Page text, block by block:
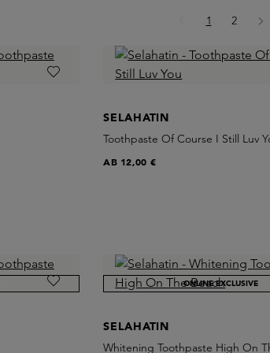
Seite
1 Seite
2
SELAHATIN
Toothpaste Of Course I Still Luv
AB 12,00 €
ONLINE EXCLUSIVE
SELAHATIN
Whitening Toothpaste High On